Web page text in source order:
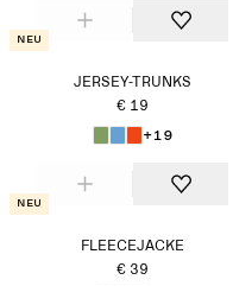
Neu
JERSEY-TRUNKS
€ 19
+19
Neu
FLEECEJACKE
€ 39